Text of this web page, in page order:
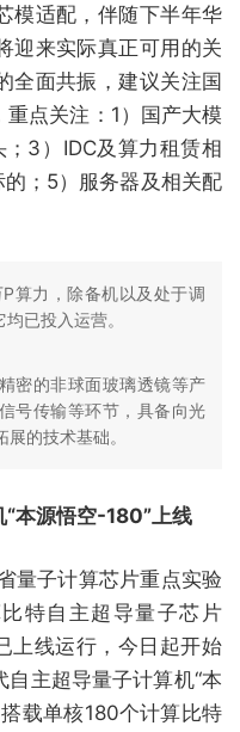
模适配，伴随下半年华
迎来实际真正可用的关
全面共振，建议关注国
点关注：1）国产大模
3）IDC及算力租赁相
；5）服务器及相关配
P算力，除备机以及处于调
已投入运营。
密的非球面玻璃透镜等产
号传输等环节，具备向光
的技术基础。
本源悟空-180”上线
量子计算芯片重点实验
特自主超导量子芯片
上线运行，今日起开始
主超导量子计算机“本
载单核180个计算比特